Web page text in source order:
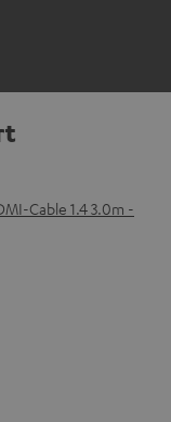
Cable 1.4 3.0m -